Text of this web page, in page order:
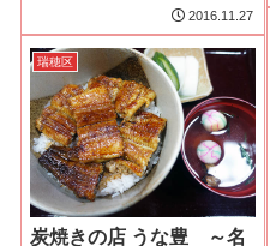
2016.11.27
瑞穂区
炭焼きの店 うな豊 ～名